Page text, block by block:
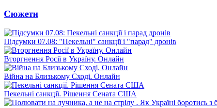
Сюжети
Підсумки 07.08: "Пекельні" санкції і "парад" дронів
Вторгнення Росії в Україну. Онлайн
Війна на Близькому Сході. Онлайн
Пекельні санкції. Рішення Сената США